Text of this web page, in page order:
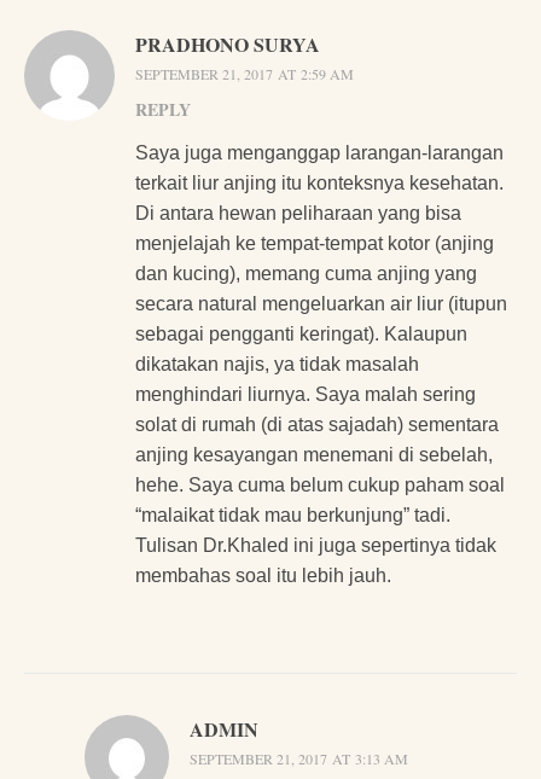
PRADHONO SURYA
SEPTEMBER 21, 2017 AT 2:59 AM
REPLY
Saya juga menganggap larangan-larangan
terkait liur anjing itu konteksnya kesehatan.
Di antara hewan peliharaan yang bisa
menjelajah ke tempat-tempat kotor (anjing
dan kucing), memang cuma anjing yang
secara natural mengeluarkan air liur (itupun
sebagai pengganti keringat). Kalaupun
dikatakan najis, ya tidak masalah
menghindari liurnya. Saya malah sering
solat di rumah (di atas sajadah) sementara
anjing kesayangan menemani di sebelah,
hehe. Saya cuma belum cukup paham soal
“malaikat tidak mau berkunjung” tadi.
Tulisan Dr.Khaled ini juga sepertinya tidak
membahas soal itu lebih jauh.
ADMIN
SEPTEMBER 21, 2017 AT 3:13 AM